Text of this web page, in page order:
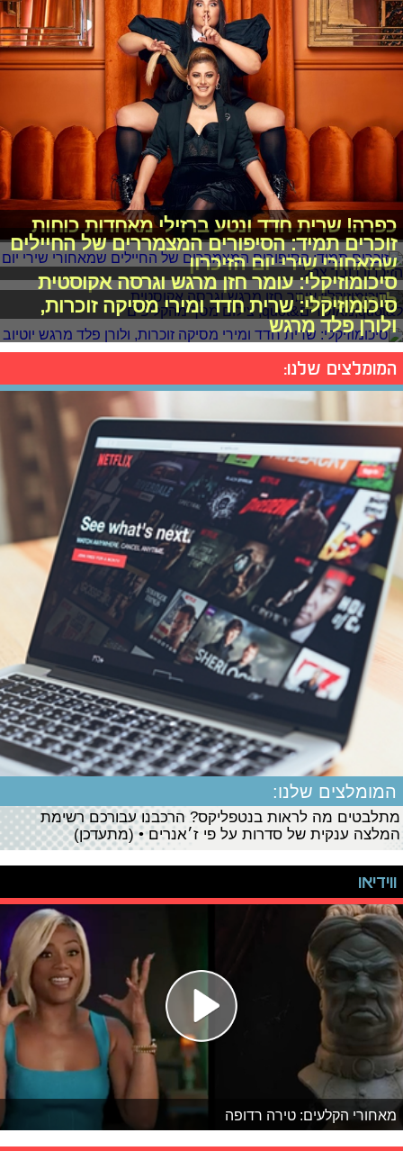
כפרה! שרית חדד ונטע ברזילי מאחדות כוחות
זוכרים תמיד: הסיפורים המצמררים של החיילים
שמאחורי שירי יום הזיכרון
סיכומוזיקלי: עומר חזן מרגש וגרסה אקוסטית
ל"מאושרים"
סיכומוזיקלי: שרית חדד ומירי מסיקה זוכרות,
ולורן פלד מרגש
המומלצים שלנו:
המומלצים שלנו:
מתלבטים מה לראות בנטפליקס? הרכבנו עבורכם רשימת
המלצה ענקית של סדרות על פי ז׳אנרים • (מתעדכן)
ווידיאו
מאחורי הקלעים: טירה רדופה